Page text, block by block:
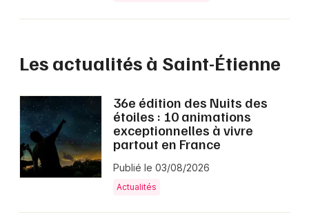
Les actualités à Saint-Étienne
36e édition des Nuits des
étoiles : 10 animations
exceptionnelles à vivre
partout en France
Publié le 03/08/2026
Actualités